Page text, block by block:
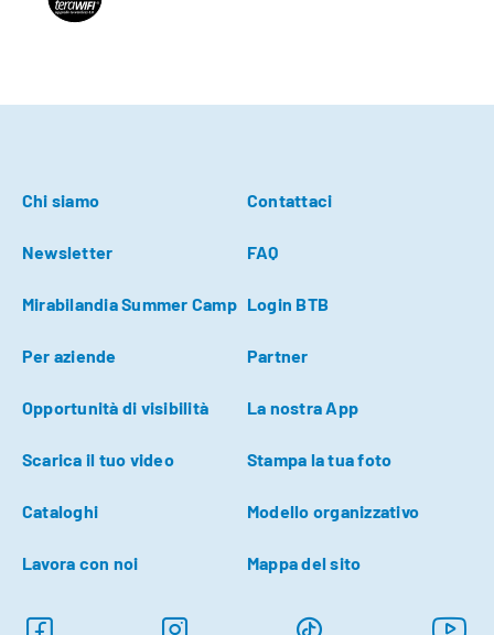
Chi siamo Contattaci
Newsletter FAQ
Mirabilandia Summer Camp Login BTB
Per aziende Partner
Opportunità di visibilità La nostra App
Scarica il tuo video Stampa la tua foto
Cataloghi Modello organizzativo
Lavora con noi Mappa del sito